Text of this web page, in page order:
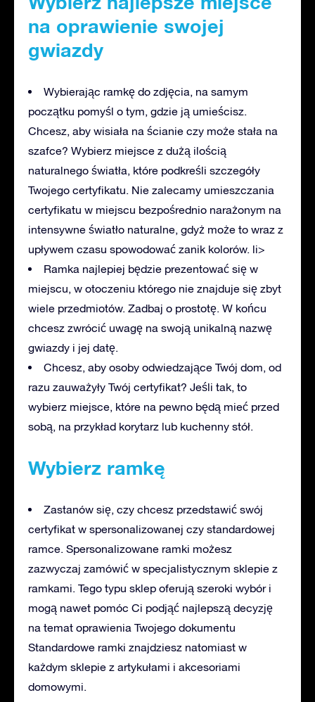
na oprawienie swojej
gwiazdy
Wybierając ramkę do zdjęcia, na samym
początku pomyśl o tym, gdzie ją umieścisz.
Chcesz, aby wisiała na ścianie czy może stała na
szafce? Wybierz miejsce z dużą ilością
naturalnego światła, które podkreśli szczegóły
Twojego certyfikatu. Nie zalecamy umieszczania
certyfikatu w miejscu bezpośrednio narażonym na
intensywne światło naturalne, gdyż może to wraz z
upływem czasu spowodować zanik kolorów. li>
Ramka najlepiej będzie prezentować się w
miejscu, w otoczeniu którego nie znajduje się zbyt
wiele przedmiotów. Zadbaj o prostotę. W końcu
chcesz zwrócić uwagę na swoją unikalną nazwę
gwiazdy i jej datę.
Chcesz, aby osoby odwiedzające Twój dom, od
razu zauważyły Twój certyfikat? Jeśli tak, to
wybierz miejsce, które na pewno będą mieć przed
sobą, na przykład korytarz lub kuchenny stół.
Wybierz ramkę
Zastanów się, czy chcesz przedstawić swój
certyfikat w spersonalizowanej czy standardowej
ramce. Spersonalizowane ramki możesz
zazwyczaj zamówić w specjalistycznym sklepie z
ramkami. Tego typu sklep oferują szeroki wybór i
mogą nawet pomóc Ci podjąć najlepszą decyzję
na temat oprawienia Twojego dokumentu
Standardowe ramki znajdziesz natomiast w
każdym sklepie z artykułami i akcesoriami
domowymi.